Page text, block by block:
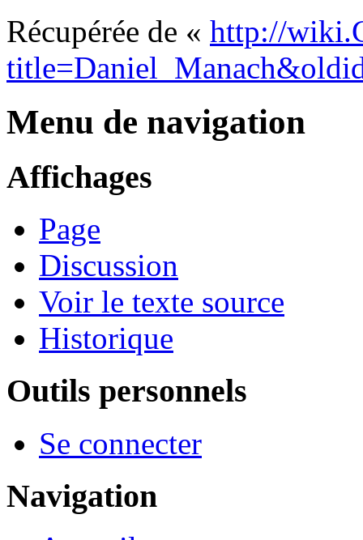
Récupérée de « http://
Menu de navigation
Affichages
Page
Discussion
Voir le texte source
Historique
Outils personnels
Se connecter
Navigation